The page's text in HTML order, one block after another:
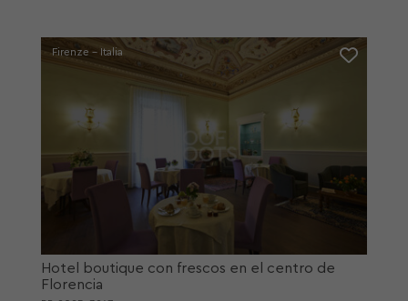
Firenze - Italia
Hotel boutique con frescos en el centro de
Florencia